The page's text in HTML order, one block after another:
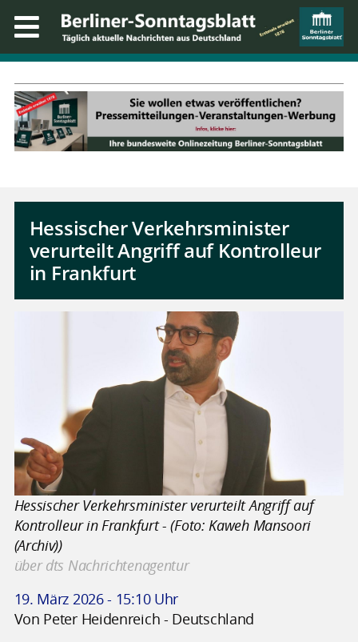
Hessischer Verkehrsminister
verurteilt Angriff auf Kontrolleur
in Frankfurt
Hessischer Verkehrsminister verurteilt Angriff auf
Kontrolleur in Frankfurt - (Foto: Kaweh Mansoori
(Archiv))
über dts Nachrichtenagentur
19. März 2026 - 15:10 Uhr
Von Peter Heidenreich - Deutschland